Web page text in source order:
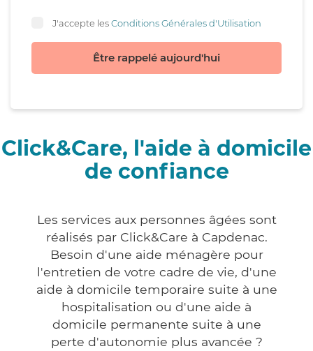
J'accepte lesConditions Générales d'Utilisation
Être rappelé aujourd'hui
Click&Care, l'aide à domicile
de confiance
Les services aux personnes âgées sont
réalisés par Click&Care à Capdenac.
Besoin d'une aide ménagère pour
l'entretien de votre cadre de vie, d'une
aide à domicile temporaire suite à une
hospitalisation ou d'une aide à
domicile permanente suite à une
perte d'autonomie plus avancée ?